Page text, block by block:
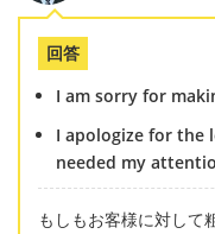
回答
I am sorry for
I apologize for the
needed my
もしもお客様に対して